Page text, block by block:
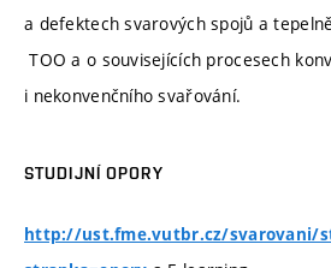
a defektech svarových spojů a
TOO a o souvisejících procesech
i nekonvenčního svařování.
STUDIJNÍ OPORY
http://ust.fme.vutbr.cz/svarovani/